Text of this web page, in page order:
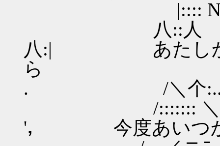
|:::: N ┌
八::人 |
八:| あたしから
ら
. /＼个:..._
/::::::: ＼{:::::￣
'， 今度あいつか